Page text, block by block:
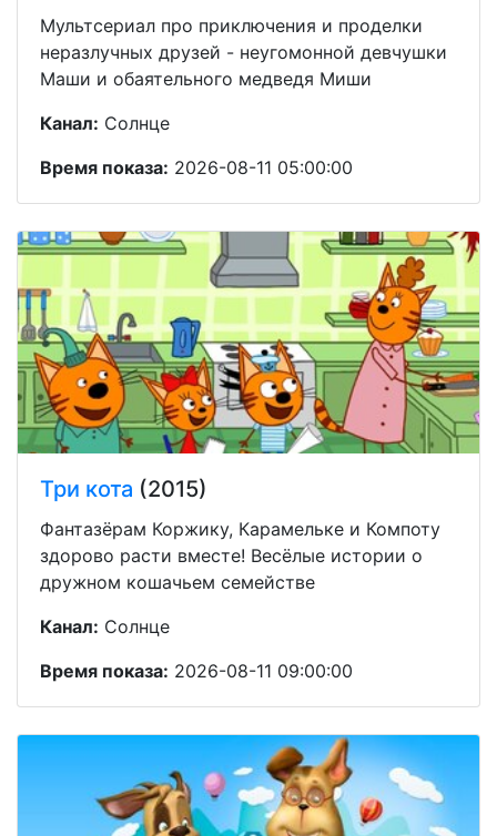
Мультсериал про приключения и проделки
неразлучных друзей - неугомонной девчушки
Маши и обаятельного медведя Миши
Канал: Солнце
Время показа: 2026-08-11 05:00:00
Три кота (2015)
Фантазёрам Коржику, Карамельке и Компоту
здорово расти вместе! Весёлые истории о
дружном кошачьем семействе
Канал: Солнце
Время показа: 2026-08-11 09:00:00